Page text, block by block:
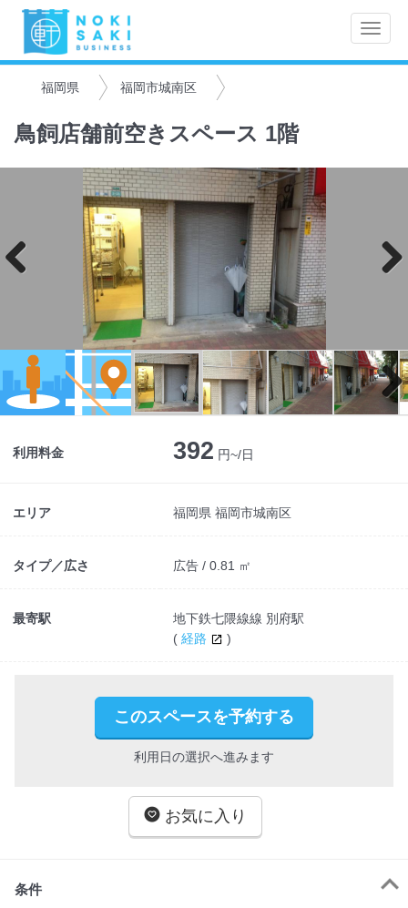
Toggle
福岡県 福岡市城南区
鳥飼店舗前空きスペース 1階
Next
利用料金 392 円~/日
エリア 福岡県 福岡市城南区
タイプ／広さ 広告 / 0.81 ㎡
最寄駅
地下鉄七隈線線 別府駅
( 経路 )
このスペースを予約する
利用日の選択へ進みます
お気に入り
条件